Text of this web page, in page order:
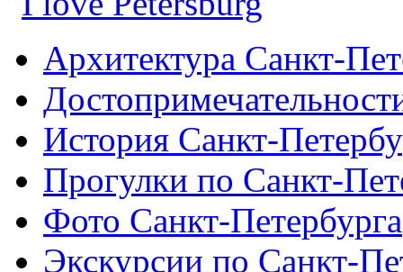
Архитектура Санкт-
История Санкт-
Прогулки по Санкт-
Фото Санкт-Петербурга
Экскурсии по Санкт-